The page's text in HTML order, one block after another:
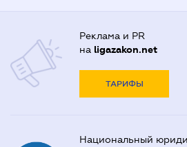
Реклама и PR
на ligazakon.net
ТАРИФЫ
Национальный